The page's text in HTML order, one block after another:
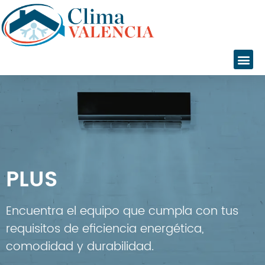
Inicio
Instalaciones
Fujitsu
Giatsu
General
PLUS
Encuentra el equipo que cumpla con tus
requisitos de eficiencia energética,
comodidad y durabilidad.